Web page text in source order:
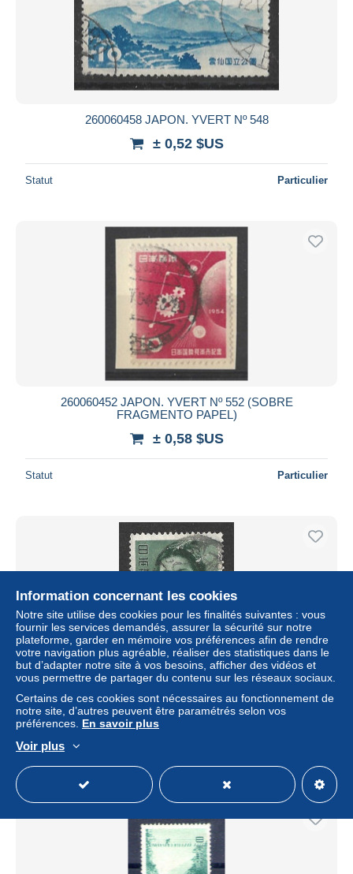
260060458 JAPON. YVERT Nº 548
± 0,52 $US
Statut Particulier
260060452 JAPON. YVERT Nº 552 (SOBRE
FRAGMENTO PAPEL)
± 0,58 $US
Statut Particulier
260060448 JAPON. YVERT Nº 505
± 1,45 $US
Information concernant les cookies
Notre site utilise des cookies pour les finalités suivantes : vous
fournir les services demandés, assurer la sécurité sur notre
plateforme, garder en mémoire vos préférences afin de rendre
votre navigation plus agréable, réaliser des statistiques dans le
but d’adapter notre site à vos besoins, afficher des vidéos et
vous permettre de partager du contenu sur les réseaux sociaux.
Certains de ces cookies sont nécessaires au fonctionnement de
notre site, d’autres peuvent être paramétrés selon vos
préférences. En savoir plus
Voir plus